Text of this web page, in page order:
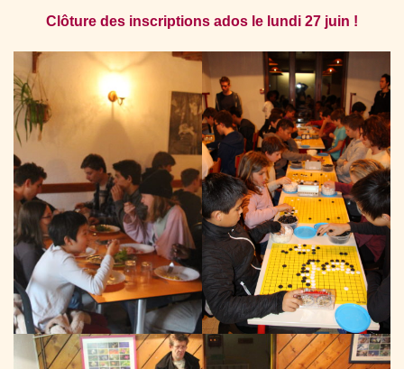
Clôture des inscriptions ados le lundi 27 juin !